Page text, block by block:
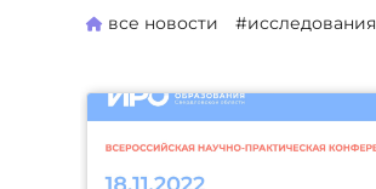
все новости